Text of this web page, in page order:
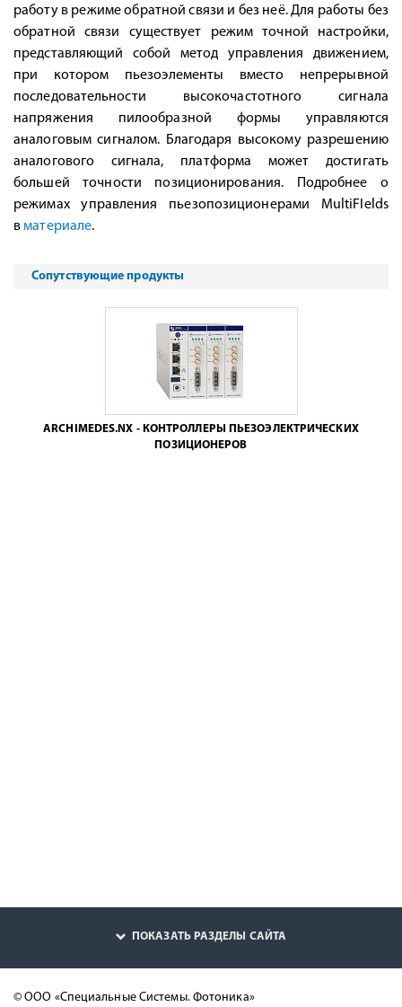
работу в режиме обратной связи и без неё. Для работы без
обратной связи существует режим точной настройки,
представляющий собой метод управления движением,
при котором пьезоэлементы вместо непрерывной
последовательности высокочастотного сигнала
напряжения пилообразной формы управляются
аналоговым сигналом. Благодаря высокому разрешению
аналогового сигнала, платформа может достигать
большей точности позиционирования. Подробнее о
режимах управления пьезопозиционерами MultiFIelds
вматериале.
Сопутствующие продукты
ARCHIMEDES.NX - КОНТРОЛЛЕРЫ ПЬЕЗОЭЛЕКТРИЧЕСКИХ
ПОЗИЦИОНЕРОВ
ПОКАЗАТЬ РАЗДЕЛЫ САЙТА
© ООО «Специальные Системы. Фотоника»